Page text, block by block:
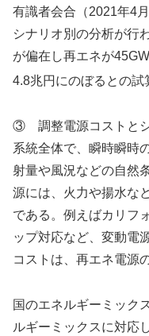
有識者会合（2021年4月
シナリオ別の分析が行
が偏在し再エネが
4.8兆円にのぼるとの試
③ 調整電源コストとシ
系統全体で、瞬時瞬時
射量や風況などの自然
源には、火力や揚水な
である。例えばカリフ
ップ対応など、変動電
コストは、再エネ電源
国のエネルギーミック
ルギーミックスに対応